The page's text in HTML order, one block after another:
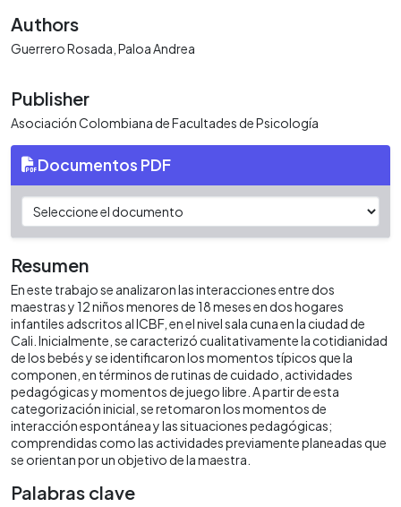
Authors
Guerrero Rosada, Paloa Andrea
Publisher
Asociación Colombiana de Facultades de Psicología
Documentos PDF
Resumen
En este trabajo se analizaron las interacciones entre dos
maestras y 12 niños menores de 18 meses en dos hogares
infantiles adscritos al ICBF, en el nivel sala cuna en la ciudad de
Cali. Inicialmente, se caracterizó cualitativamente la cotidianidad
de los bebés y se identificaron los momentos típicos que la
componen, en términos de rutinas de cuidado, actividades
pedagógicas y momentos de juego libre. A partir de esta
categorización inicial, se retomaron los momentos de
interacción espontánea y las situaciones pedagógicas;
comprendidas como las actividades previamente planeadas que
se orientan por un objetivo de la maestra.
Palabras clave